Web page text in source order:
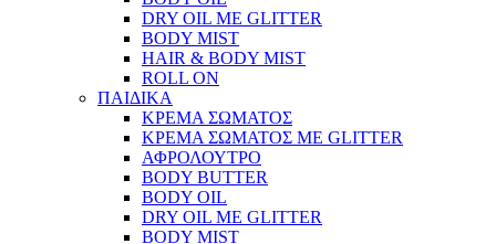
DRY OIL ΜΕ GLITTER
BODY MIST
HAIR & BODY MIST
ROLL ON
ΠΑΙΔΙΚΑ
ΚΡΕΜΑ ΣΩΜΑΤΟΣ
ΚΡΕΜΑ ΣΩΜΑΤΟΣ ΜΕ GLITTER
ΑΦΡΟΛΟΥΤΡΟ
BODY BUTTER
BODY OIL
DRY OIL ΜΕ GLITTER
BODY MIST